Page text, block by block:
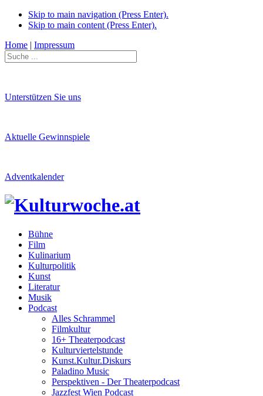
Skip to main navigation (Press Enter).
Skip to main content (Press Enter).
Home | Impressum
Unterstützen Sie uns
Aktuelle Gewinnspiele
Adventkalender
Bühne
Film
Kulinarium
Kulturpolitik
Kunst
Literatur
Musik
Podcast
Alles Schrammel
Filmkultur
16+ Theaterpodcast
Kulturviertelstunde
Kunst.Kultur.Diskurs
Paladino Music
Perspektiven - Der Theaterpodcast
Jazzfest Wien Podcast